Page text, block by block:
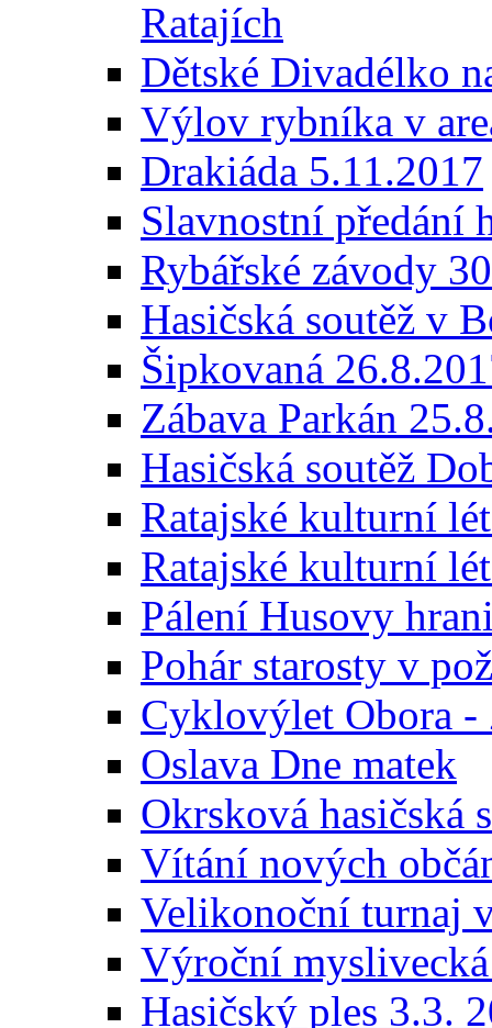
Ratajích
Dětské Divadélko
Výlov rybníka v
Drakiáda 5.11.2017
Slavnostní předání
Rybářské závody
Hasičská soutěž v
Šipkovaná
Zábava Parkán
Hasičská soutěž
Ratajské kulturní
Ratajské kulturní
Pálení Husovy
Pohár starosty v
Cyklovýlet Obora -
Oslava Dne matek
Okrsková hasičská
Vítání nových
Velikonoční turnaj
Výroční
Hasičský ples 3.3.